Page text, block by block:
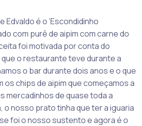
é o ‘Escondidinho
com purê de aipim com carne do
foi motivada por conta do
o restaurante teve durante a
o bar durante dois anos e o que
chips de aipim que começamos a
mercadinhos de quase toda a
o nosso prato tinha que ter a iguaria
foi o nosso sustento e agora é o